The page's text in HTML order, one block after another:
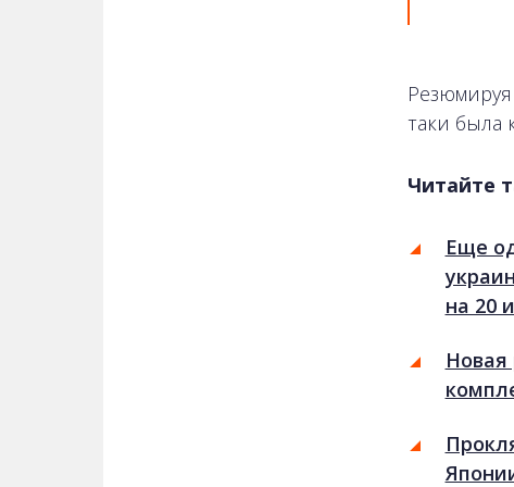
таки была
Читайте
Еще
на 20
Новая